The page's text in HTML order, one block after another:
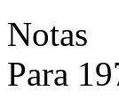
Notas
Para